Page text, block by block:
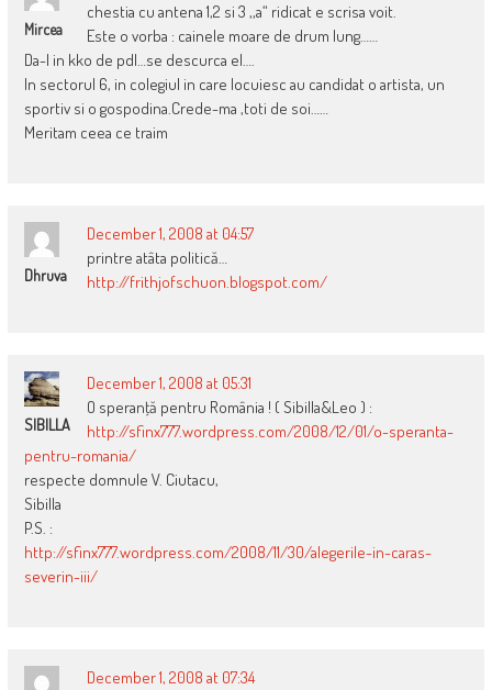
Mircea
chestia cu antena 1,2 si 3 ,,a“ ridicat e scrisa voit.
Este o vorba : cainele moare de drum lung……
Da-l in kko de pdl…se descurca el….
In sectorul 6, in colegiul in care locuiesc au candidat o artista, un
sportiv si o gospodina.Crede-ma ,toti de soi……
Meritam ceea ce traim
Dhruva
December 1, 2008 at 04:57
printre atâta politică…
http://frithjofschuon.blogspot.com/
SIBILLA
December 1, 2008 at 05:31
O speranţă pentru România ! ( Sibilla&Leo ) :
http://sfinx777.wordpress.com/2008/12/01/o-speranta-
pentru-romania/
respecte domnule V. Ciutacu,
Sibilla
P.S. :
http://sfinx777.wordpress.com/2008/11/30/alegerile-in-caras-
severin-iii/
December 1, 2008 at 07:34